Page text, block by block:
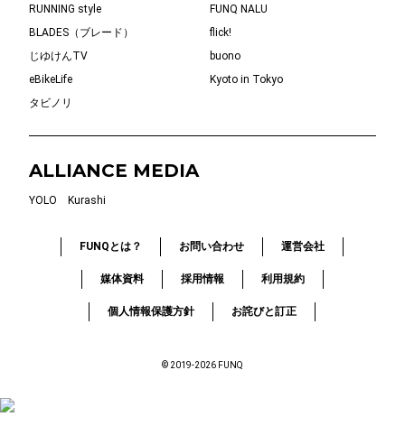
RUNNING style
FUNQ NALU
BLADES（ブレード）
flick!
じゆけんTV
buono
eBikeLife
Kyoto in Tokyo
タビノリ
ALLIANCE MEDIA
YOLO Kurashi
FUNQとは？ お問い合わせ 運営会社
媒体資料 採用情報 利用規約
個人情報保護方針 お詫びと訂正
© 2019-2026 FUNQ